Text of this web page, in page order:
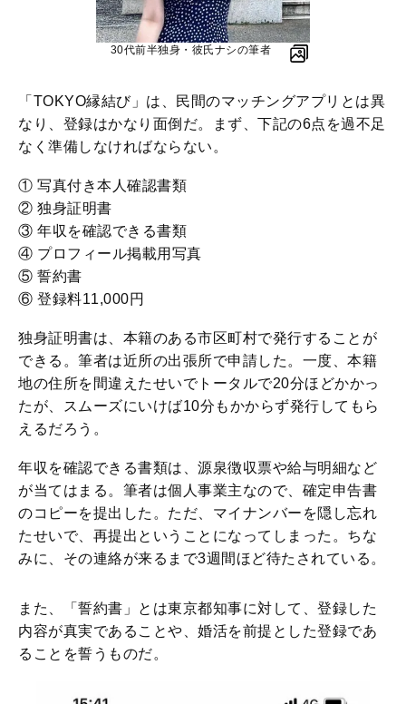
30代前半独身・彼氏ナシの筆者
「TOKYO縁結び」は、民間のマッチングアプリとは異
なり、登録はかなり面倒だ。まず、下記の6点を過不足
なく準備しなければならない。
① 写真付き本人確認書類
② 独身証明書
③ 年収を確認できる書類
④ プロフィール掲載用写真
⑤ 誓約書
⑥ 登録料11,000円
独身証明書は、本籍のある市区町村で発行することが
できる。筆者は近所の出張所で申請した。一度、本籍
地の住所を間違えたせいでトータルで20分ほどかかっ
たが、スムーズにいけば10分もかからず発行してもら
えるだろう。
年収を確認できる書類は、源泉徴収票や給与明細など
が当てはまる。筆者は個人事業主なので、確定申告書
のコピーを提出した。ただ、マイナンバーを隠し忘れ
たせいで、再提出ということになってしまった。ちな
みに、その連絡が来るまで3週間ほど待たされている。
また、「誓約書」とは東京都知事に対して、登録した
内容が真実であることや、婚活を前提とした登録であ
ることを誓うものだ。